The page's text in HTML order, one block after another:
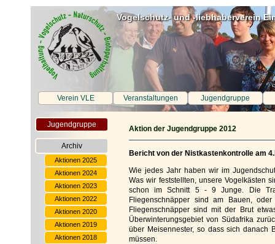
Vogelschutz- und -liebhaberverein
Verein VLE Veranstaltungen Jugendgruppe
Jugendgruppe
Archiv
Aktionen 2025
Aktionen 2024
Aktionen 2023
Aktionen 2022
Aktionen 2020
Aktionen 2019
Aktionen 2018
Aktion der Jugendgruppe 2012
Bericht von der Nistkastenkontrolle am
Wie jedes Jahr haben wir im
Was wir feststellten, unsere Vogelkästen
schon im Schnitt 5 - 9 Junge. Die
Fliegenschnäpper sind am Bauen,
Fliegenschnäpper sind mit der Brut
Überwinterungsgebiet von Südafrika
über Meisennester, so dass sich danach
müssen.